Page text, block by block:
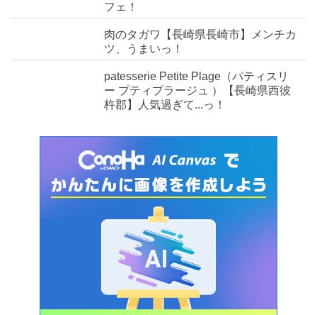
フェ！
肉のタガワ【長崎県長崎市】メンチカ
ツ、うまいっ！
patesserie Petite Plage（パティスリ
ー プティプラージュ ）【長崎県西彼
杵郡】人気過ぎて...っ！